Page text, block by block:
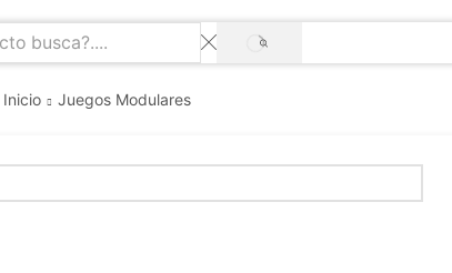
SEARCH
Inicio Juegos Modulares